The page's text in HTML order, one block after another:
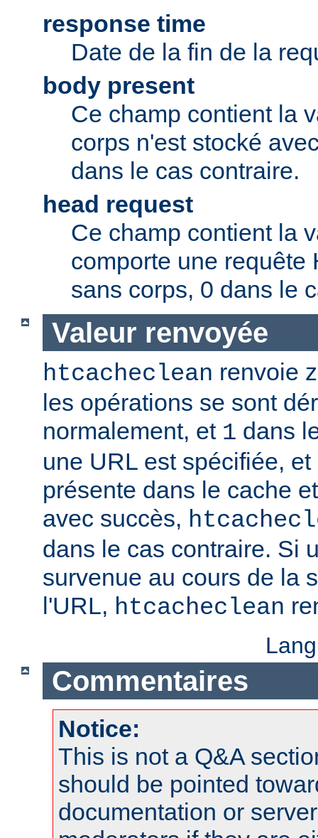
response time
Date de la fin de la
body present
Ce champ contient la
corps n'est stocké
dans le cas contraire.
head request
Ce champ contient la
comporte une requête
sans corps, 0 dans le
Valeur renvoyée
htcacheclean renvoie
les opérations se sont
normalement, et 1 dans
une URL est spécifiée,
présente dans le cache
avec succès,
dans le cas contraire. Si
survenue au cours de la
l'URL, htcacheclean
Commentaires
Notice:
This is not a Q&A
should be pointed
documentation or